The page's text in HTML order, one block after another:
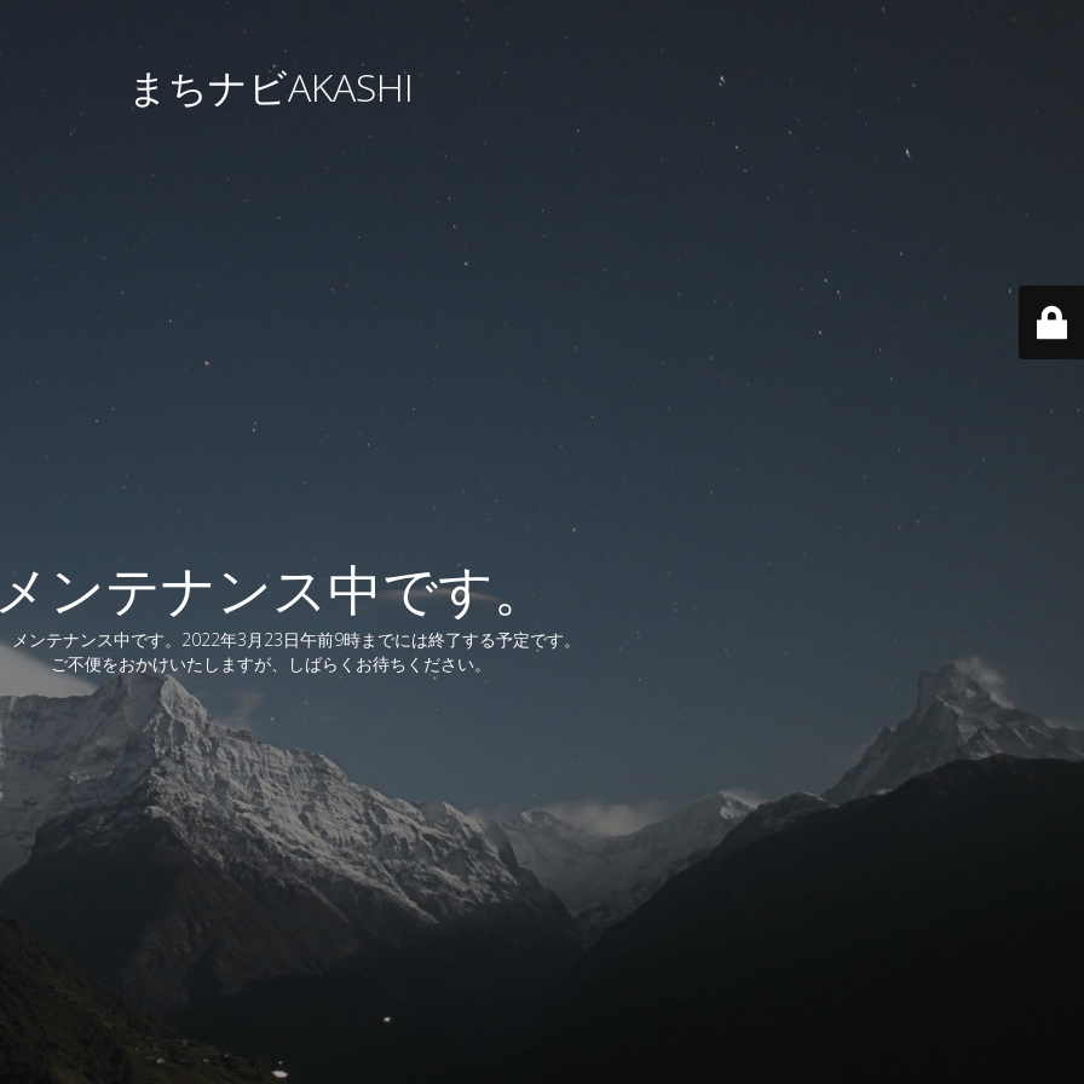
まちナビAKASHI
ンテナンス中です。
メンテナンス中です。2022年3月23日午前9時までには終了する予定です。
ご不便をおかけいたしますが、しばらくお待ちください。